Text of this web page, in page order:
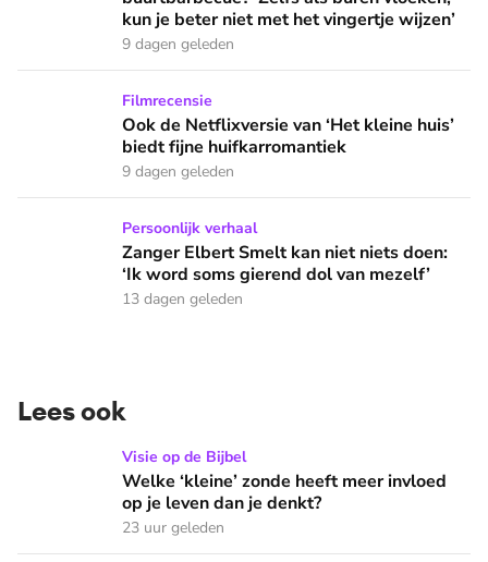
kun je beter niet met het vingertje wijzen’
9 dagen geleden
Ook de Netflixversie van ‘Het kleine huis’ biedt fijne
Filmrecensie
Ook de Netflixversie van ‘Het kleine huis’
biedt fijne huifkarromantiek
9 dagen geleden
Zanger Elbert Smelt kan niet niets doen: ‘Ik word soms
Persoonlijk verhaal
Zanger Elbert Smelt kan niet niets doen:
‘Ik word soms gierend dol van mezelf’
13 dagen geleden
Lees ook
Welke ‘kleine’ zonde heeft meer invloed op je leven dan je
Visie op de Bijbel
Welke ‘kleine’ zonde heeft meer invloed
op je leven dan je denkt?
23 uur geleden